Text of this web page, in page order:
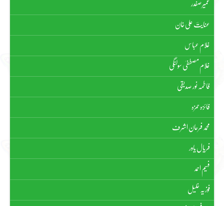
عمیر صفدر
عنایتؔ علی خان
غلام عباس
غلام مصطفیٰ سولنگی
فاطمہ نور صدیقی
فائزہ حمزہ
محمد فرحان اشرف
فریال یاور
فہیم احمد
فوزیہ خلیل